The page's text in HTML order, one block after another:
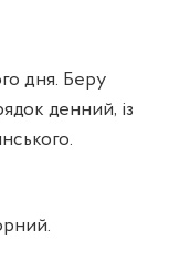
дня. Беру
денний, із